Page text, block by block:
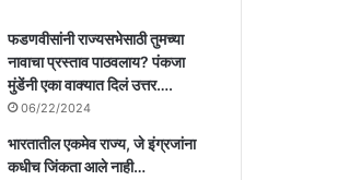
फडणवीसांनी राज्यसभेसाठी तुमच्या
नावाचा प्रस्ताव पाठवलाय? पंकजा
मुंडेंनी एका वाक्यात दिलं उत्तर….
06/22/2024
भारतातील एकमेव राज्य, जे इंग्रजांना
कधीच जिंकता आले नाही…